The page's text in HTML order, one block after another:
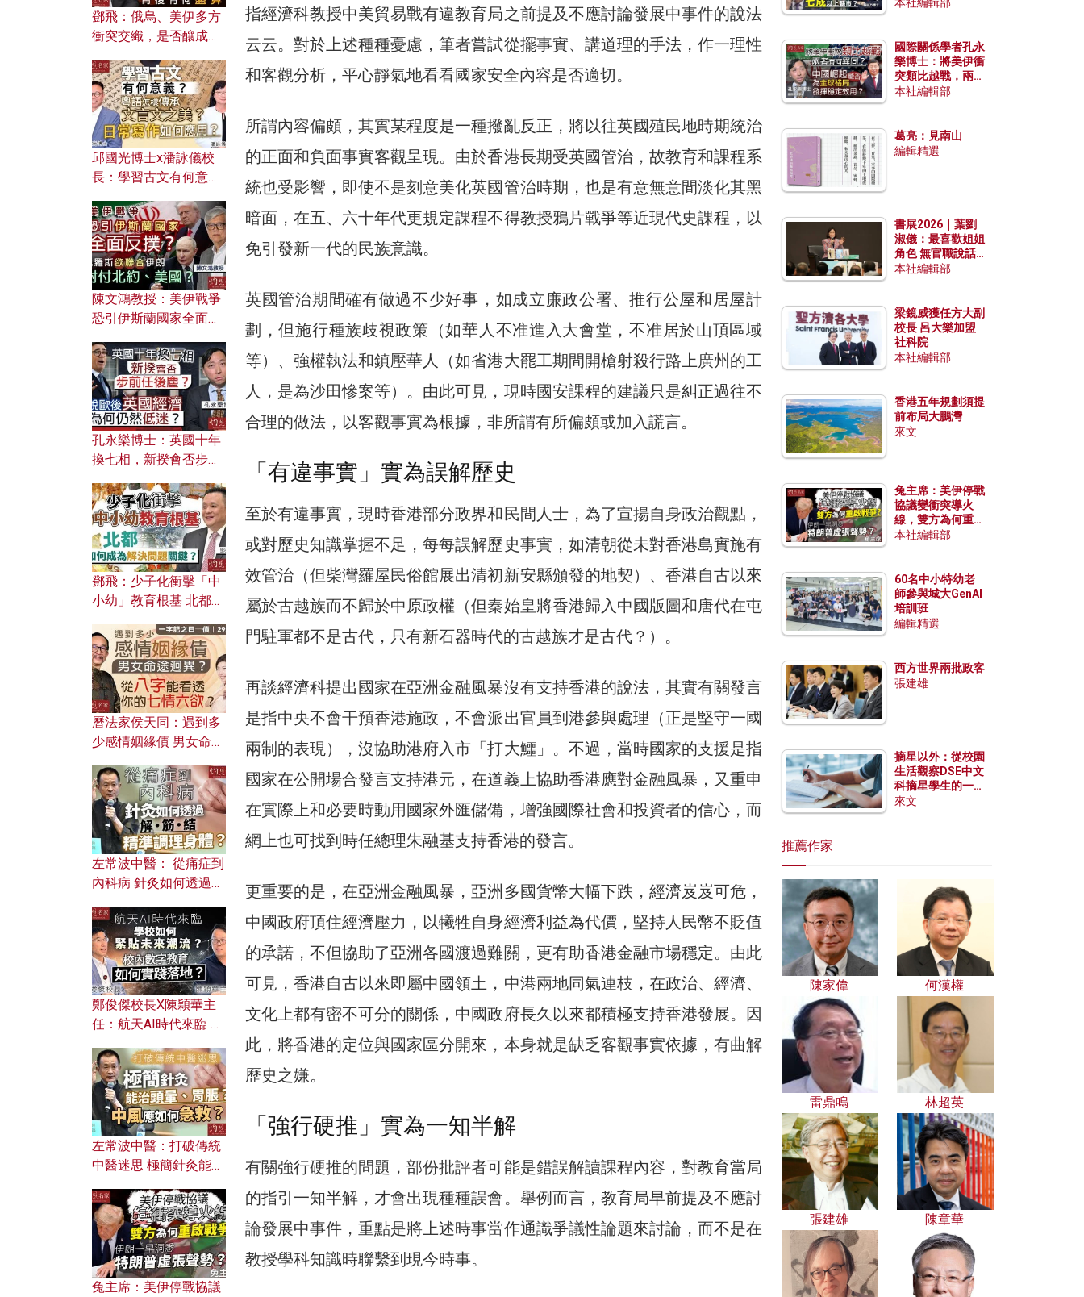
指經濟科教授中美貿易戰有違教育局之前提及不應討論發展中事件的說法
云云。對於上述種種憂慮，筆者嘗試從擺事實、講道理的手法，作一理性
和客觀分析，平心靜氣地看看國家安全內容是否適切。
所謂內容偏頗，其實某程度是一種撥亂反正，將以往英國殖民地時期統治
的正面和負面事實客觀呈現。由於香港長期受英國管治，故教育和課程系
統也受影響，即使不是刻意美化英國管治時期，也是有意無意間淡化其黑
暗面，在五、六十年代更規定課程不得教授鴉片戰爭等近現代史課程，以
免引發新一代的民族意識。
英國管治期間確有做過不少好事，如成立廉政公署、推行公屋和居屋計
劃，但施行種族歧視政策（如華人不准進入大會堂，不准居於山頂區域
等）、強權執法和鎮壓華人（如省港大罷工期間開槍射殺行路上廣州的工
人，是為沙田慘案等）。由此可見，現時國安課程的建議只是糾正過往不
合理的做法，以客觀事實為根據，非所謂有所偏頗或加入謊言。
「有違事實」實為誤解歷史
至於有違事實，現時香港部分政界和民間人士，為了宣揚自身政治觀點，
或對歷史知識掌握不足，每每誤解歷史事實，如清朝從未對香港島實施有
效管治（但柴灣羅屋民俗館展出清初新安縣頒發的地契）、香港自古以來
屬於古越族而不歸於中原政權（但秦始皇將香港歸入中國版圖和唐代在屯
門駐軍都不是古代，只有新石器時代的古越族才是古代？）。
再談經濟科提出國家在亞洲金融風暴沒有支持香港的說法，其實有關發言
是指中央不會干預香港施政，不會派出官員到港參與處理（正是堅守一國
兩制的表現），沒協助港府入市「打大鱷」。不過，當時國家的支援是指
國家在公開場合發言支持港元，在道義上協助香港應對金融風暴，又重申
在實際上和必要時動用國家外匯儲備，增強國際社會和投資者的信心，而
網上也可找到時任總理朱融基支持香港的發言。
更重要的是，在亞洲金融風暴，亞洲多國貨幣大幅下跌，經濟岌岌可危，
中國政府頂住經濟壓力，以犧牲自身經濟利益為代價，堅持人民幣不貶值
的承諾，不但協助了亞洲各國渡過難關，更有助香港金融市場穩定。由此
可見，香港自古以來即屬中國領土，中港兩地同氣連枝，在政治、經濟、
文化上都有密不可分的關係，中國政府長久以來都積極支持香港發展。因
此，將香港的定位與國家區分開來，本身就是缺乏客觀事實依據，有曲解
歷史之嫌。
「強行硬推」實為一知半解
有關強行硬推的問題，部份批評者可能是錯誤解讀課程內容，對教育當局
的指引一知半解，才會出現種種誤會。舉例而言，教育局早前提及不應討
論發展中事件，重點是將上述時事當作通識爭議性論題來討論，而不是在
教授學科知識時聯繫到現今時事。
鄧飛：俄烏、美伊多方
衝突交織，是否釀成世
風險攻擊美軍，背後有
何盤算？
邱國光博士x潘詠儀校
長：學習古文有何意
文之美？ 日常寫作如何
應用？
陳文鴻教授：美伊戰爭
恐引伊斯蘭國家全面反
對付北約美國？
孔永樂博士：英國十年
換七相，新揆會否步前
濟為何仍然低迷？
鄧飛：少子化衝擊「中
小幼」教育根基 北都如
曆法家侯天同：遇到多
少感情姻緣債 男女命途
的七情六欲？
左常波中醫： 從痛症到
內科病 針灸如何透過解
鄭俊傑校長X陳穎華主
任：航天AI時代來臨 學
校內數字教育如何實踐
落地？
左常波中醫：打破傳統
中醫迷思 極簡針灸能治
何急救？
兔主席：美伊停戰協議
本社編輯部
國際關係學者孔永
樂博士：將美伊衝
突類比越戰，兩者
有何異同？中國崛
本社編輯部
葛亮：見南山
編輯精選
書展2026｜葉劉
淑儀：最喜歡姐姐
角色 無官職說話
包袱少
本社編輯部
梁鏡威獲任方大副
校長 呂大樂加盟
社科院
本社編輯部
香港五年規劃須提
前布局大鵬灣
來文
兔主席：美伊停戰
協議變衝突導火
線，雙方為何重啟
戰爭？伊朗一早洞
本社編輯部
60名中小特幼老
師參與城大GenAI
培訓班
編輯精選
西方世界兩批政客
張建雄
摘星以外：從校園
生活觀察DSE中文
科摘星學生的一點
特質
來文
推薦作家
陳家偉 何漢權
雷鼎鳴 林超英
張建雄 陳章華